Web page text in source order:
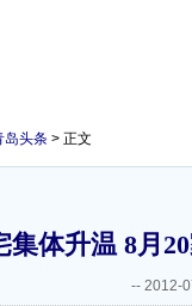
岛头条 > 正文
体升温 8月
-- 2012-